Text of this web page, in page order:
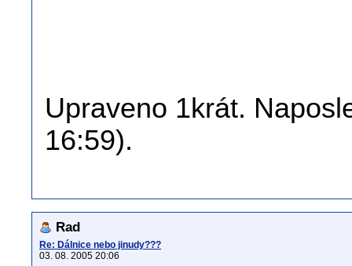
Upraveno 1krát.
16:59).
Rad
Re: Dálnice nebo jinudy???
03. 08. 2005 20:06